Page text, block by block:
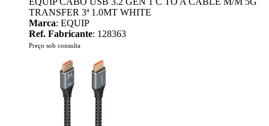
TRANSFER 3ª 1.0MT WHITE
Marca: EQUIP
Ref. Fabricante: 128363
Preço sob consulta